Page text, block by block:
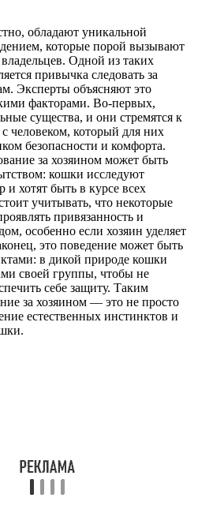
обладают уникальной
которые порой вызывают
Одной из таких
привычка следовать за
Эксперты объясняют это
факторами. Во-первых,
существа, и они стремятся к
человеком, который для них
безопасности и комфорта.
за хозяином может быть
кошки исследуют
хотят быть в курсе всех
учитывать, что некоторые
привязанность и
особенно если хозяин уделяет
это поведение может быть
в дикой природе кошки
своей группы, чтобы не
себе защиту. Таким
за хозяином — это не просто
естественных инстинктов и